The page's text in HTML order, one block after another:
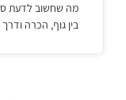
מה שחשוב לדעת
בין גוף, הכרה ודרך